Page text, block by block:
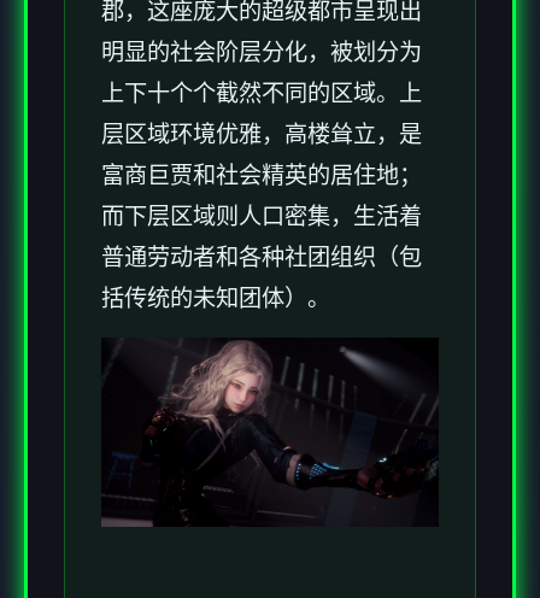
郡，这座庞大的超级都市呈现出
明显的社会阶层分化，被划分为
上下十个个截然不同的区域。上
层区域环境优雅，高楼耸立，是
富商巨贾和社会精英的居住地；
而下层区域则人口密集，生活着
普通劳动者和各种社团组织（包
括传统的未知团体）。